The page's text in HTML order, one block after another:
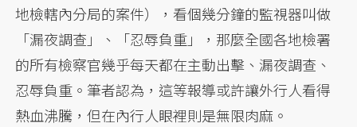
地檢轄內分局的案件），看個幾分鐘的監視器叫做
「漏夜調查」、「忍辱負重」，那麼全國各地檢署
的所有檢察官幾乎每天都在主動出擊、漏夜調查、
忍辱負重。筆者認為，這等報導或許讓外行人看得
熱血沸騰，但在內行人眼裡則是無限肉麻。